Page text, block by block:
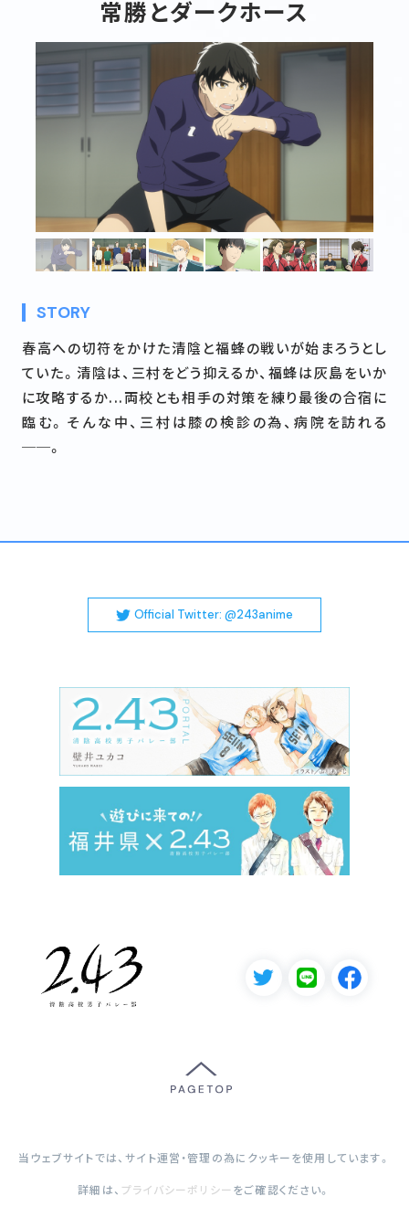
STAFF&CAST
MOVIE
MUSIC
Blu-ray&DVD
BOOKS
GOODS
FUKUI × 2.43
FUKUI MAP
@243anime
常勝とダークホース
STORY
春高への切符をかけた清陰と福蜂の戦いが始まろうとし
ていた。清陰は、三村をどう抑えるか、福蜂は灰島をいか
に攻略するか...両校とも相手の対策を練り最後の合宿に
臨む。そんな中、三村は膝の検診の為、病院を訪れる
──。
Official Twitter: @243anime
当ウェブサイトでは、サイト運営・管理の為にクッキーを使用しています。
詳細は、 プライバシーポリシー をご確認ください。